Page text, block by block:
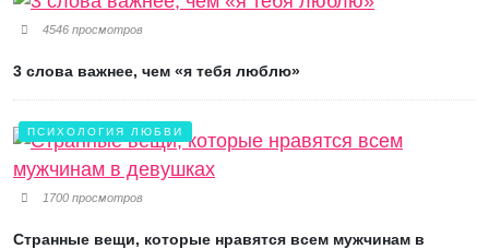
4546 просмотров
3 слова важнее, чем «я тебя люблю»
ПСИХОЛОГИЯ ЛЮБВИ
1700 просмотров
Странные вещи, которые нравятся всем мужчинам в